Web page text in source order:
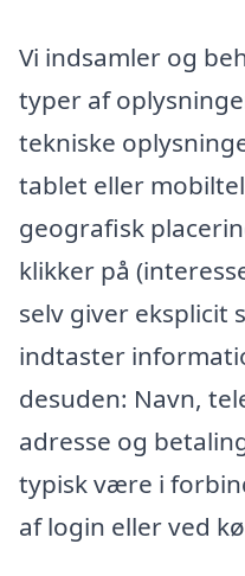
Vi indsamler og
typer af
tekniske
tablet eller
geografisk
klikker på
selv giver eksplicit
indtaster
desuden: Navn,
adresse og
typisk være i
af login eller ved